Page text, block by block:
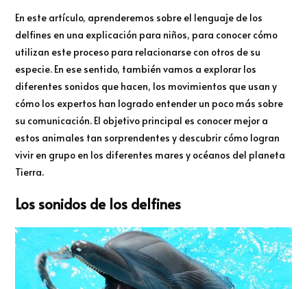
En este artículo, aprenderemos sobre el lenguaje de los
delfines en una explicación para niños, para conocer cómo
utilizan este proceso para relacionarse con otros de su
especie. En ese sentido, también vamos a explorar los
diferentes sonidos que hacen, los movimientos que usan y
cómo los expertos han logrado entender un poco más sobre
su comunicación. El objetivo principal es conocer mejor a
estos animales tan sorprendentes y descubrir cómo logran
vivir en grupo en los diferentes mares y océanos del planeta
Tierra.
Los sonidos de los delfines